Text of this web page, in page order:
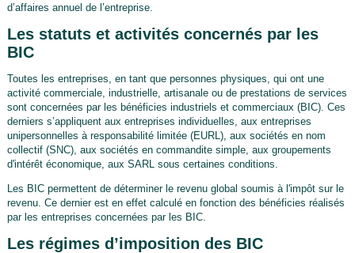
d’affaires annuel de l’entreprise.
Les statuts et activités concernés par les
BIC
Toutes les entreprises, en tant que personnes physiques, qui ont une
activité commerciale, industrielle, artisanale ou de prestations de services
sont concernées par les bénéficies industriels et commerciaux (BIC). Ces
derniers s’appliquent aux entreprises individuelles, aux entreprises
unipersonnelles à responsabilité limitée (EURL), aux sociétés en nom
collectif (SNC), aux sociétés en commandite simple, aux groupements
d'intérêt économique, aux SARL sous certaines conditions.
Les BIC permettent de déterminer le revenu global soumis à l'impôt sur le
revenu. Ce dernier est en effet calculé en fonction des bénéficies réalisés
par les entreprises concernées par les BIC.
Les régimes d’imposition des BIC